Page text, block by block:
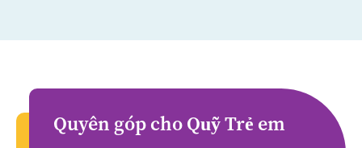
Quyên góp cho Quỹ Trẻ em